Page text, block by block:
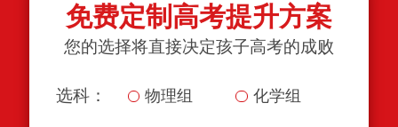
免费定制高考提升方案
您的选择将直接决定孩子高考的成败
选科： 物理组 化学组